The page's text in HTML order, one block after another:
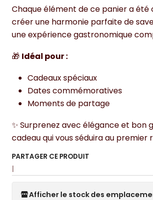
Chaque élément de ce panier a été
créer une harmonie parfaite de
une expérience gastronomique
🎁 Idéal pour :
Cadeaux spéciaux
Dates commémoratives
Moments de partage
✨ Surprenez avec élégance et bon
cadeau qui vous séduira au premier
PARTAGER CE PRODUIT
Afficher le stock des